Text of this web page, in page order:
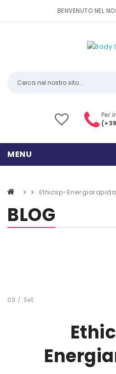
BENVENUTO NEL
Per
MENU
PRODOTTI
CATEGORIE
DAILY LIFE
Ethicsp-Energiarapida
BLOG
03 / Set